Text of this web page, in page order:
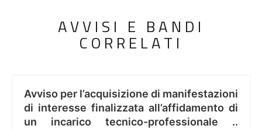
AVVISI E BANDI
CORRELATI
Avviso per l’acquisizione di manifestazioni
di interesse finalizzata all’affidamento di
un incarico tecnico-professionale ..